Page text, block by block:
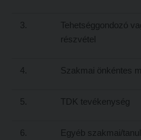
Szakdolgozati tudnivalók
Tanulmányi Osztály
Tételsorok
Kari mentorok
Szakdolgozati tudnivalók
3.
Tehetséggondozó
részvétel
4. Szakmai önkéntes
5. TDK tevékenység
6. Egyéb szakmai/